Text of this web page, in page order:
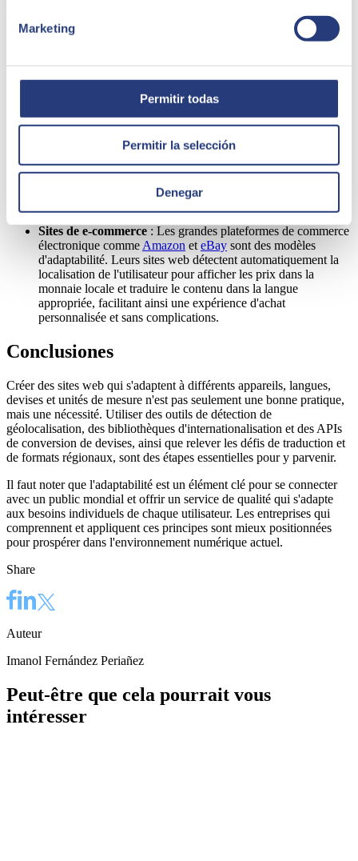
Marketing
Permitir todas
Permitir la selección
Denegar
qui s'ajuste parfaitement à leurs préférences et appareils. Cette
satisfaction augmente la rétention des utilisateurs et peut transformer
Exemples de cas d'étude réussis
Voyons quelques exemples d'entreprises qui ont connu un grand
succès avec des sites web adaptatifs :
: Cette plateforme de gestion de flottes a mis en
d'accéder aux informations depuis n'importe quel appareil,
lieu, et avec différentes préférences au niveau de l'utilisateur,
optimisant ainsi la gestion et améliorant l'expérience
utilisateur.
Sites de e-commerce : Les grandes plateformes de commerce
électronique commeAmazon eteBay sont des modèles
d'adaptabilité. Leurs sites web détectent automatiquement la
localisation de l'utilisateur pour afficher les prix dans la
monnaie locale et traduire le contenu dans la langue
appropriée, facilitant ainsi une expérience d'achat
personnalisée et sans complications.
Conclusiones
Créer des sites web qui s'adaptent à différents appareils, langues,
devises et unités de mesure n'est pas seulement une bonne pratique,
mais une nécessité. Utiliser des outils de détection de
géolocalisation, des bibliothèques d'internationalisation et des APIs
de conversion de devises, ainsi que relever les défis de traduction et
de formats régionaux, sont des étapes essentielles pour y parvenir.
Il faut noter que l'adaptabilité est un élément clé pour se connecter
avec un public mondial et offrir un service de qualité qui s'adapte
aux besoins individuels de chaque utilisateur. Les entreprises qui
comprennent et appliquent ces principes sont mieux positionnées
pour prospérer dans l'environnement numérique actuel.
Share
Auteur
Imanol Fernández Periañez
Peut-être que cela pourrait vous
intéresser